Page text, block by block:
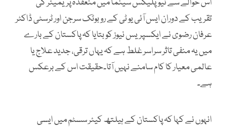
اس حوالے سے نیوپلیکس سینما میں منعقدہ پریمیئر کی
تقریب کے دوران ایس آئی یو ٹی کے روبوٹک سرجن اور ٹرسٹی ڈاکٹر
عرفان رضوی نے ایکسپریس نیوز کو بتایا کہ پاکستان کے بارے
میں یہ منفی تاثر سراسر غلط ہے کہ یہاں ترقی، جدید علاج یا
عالمی معیار کا کام سامنے نہیں آتا۔حقیقت اس کے برعکس
ہے۔
انہوں نے کہا کہ پاکستان کے ہیلتھ کیئر سسٹم میں ایسی